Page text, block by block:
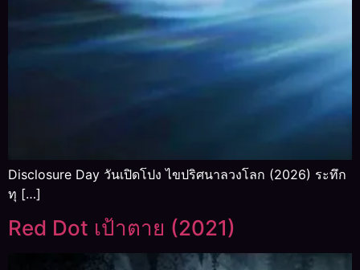
Disclosure Day วันเปิดโปง ไขปริศนาลวงโลก (2026) ระทึก
ทุ […]
Red Dot เป้าตาย (2021)